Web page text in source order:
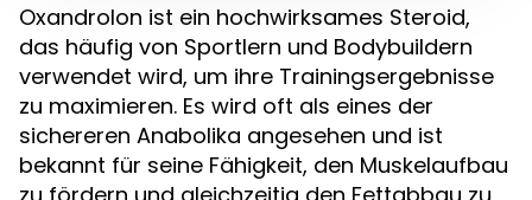
Oxandrolon ist ein hochwirksames Steroid,
das häufig von Sportlern und Bodybuildern
verwendet wird, um ihre Trainingsergebnisse
zu maximieren. Es wird oft als eines der
sichereren Anabolika angesehen und ist
bekannt für seine Fähigkeit, den Muskelaufbau